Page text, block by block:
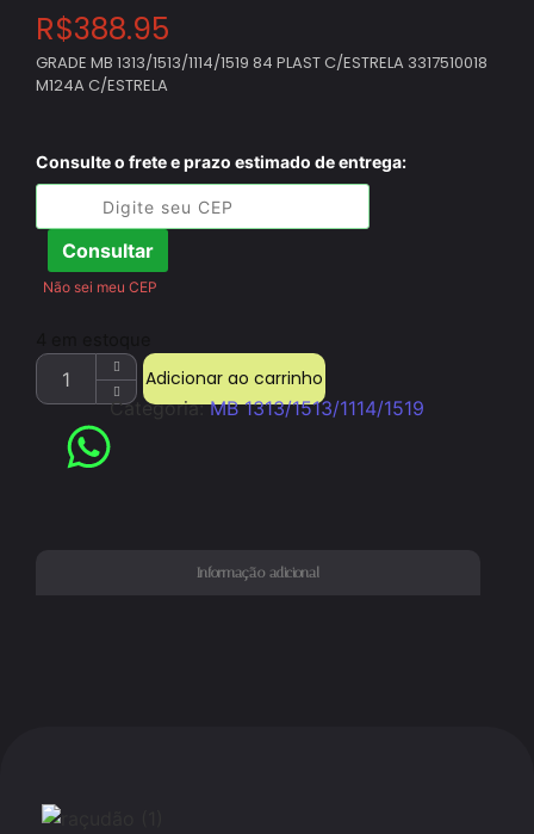
R$388.95
GRADE MB 1313/1513/1114/1519 84 PLAST C/ESTRELA 3317510018
M124A C/ESTRELA
Consulte o frete e prazo estimado de entrega:
Consultar
Não sei meu CEP
Adicionar ao carrinho
Categoria:MB 1313/1513/1114/1519
Informação adicional